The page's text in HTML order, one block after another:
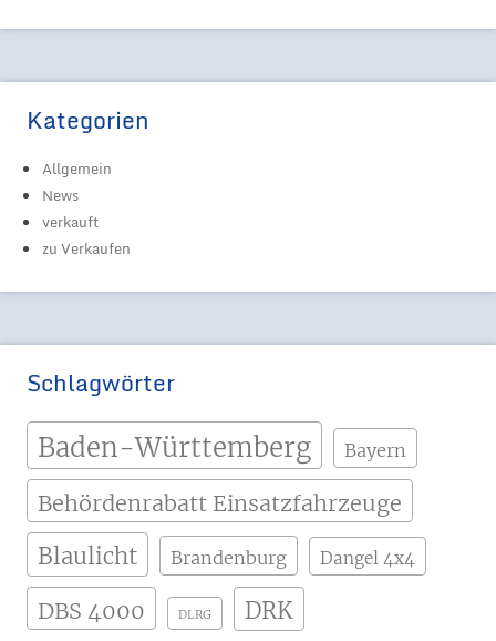
Kategorien
Allgemein
News
verkauft
zu Verkaufen
Schlagwörter
Baden-Württemberg Bayern
Behördenrabatt Einsatzfahrzeuge
Blaulicht Brandenburg Dangel 4x4
DBS 4000 DLRG DRK